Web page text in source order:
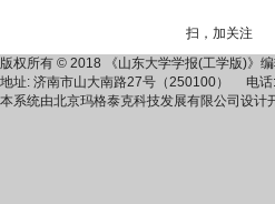
扫，加关注
版权所有 © 2018 《山东大学学报(工学版)》
地址: 济南市山大南路27号（250100） 电
本系统由北京玛格泰克科技发展有限公司 设计